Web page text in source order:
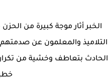
الخبر أثار موجة كبيرة من
التلاميذ والمعلمون عن
الحادث بتعاطف وخشية من تكرار